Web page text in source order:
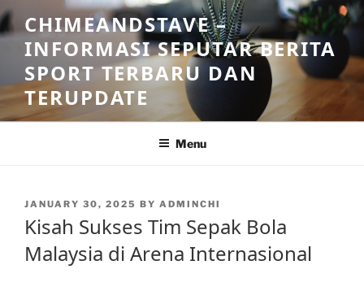
Skip
to
content
CHIMEANDSTAVE –
INFORMASI SEPUTAR BERITA
SPORT TERBARU DAN
TERUPDATE
Menu
POSTED
ON
JANUARY 30, 2025 BY ADMINCHI
Kisah Sukses Tim Sepak Bola
Malaysia di Arena Internasional